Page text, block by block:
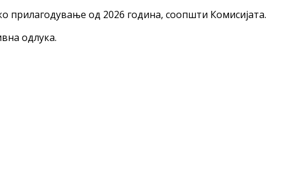
прилагодување од 2026 година, соопшти Комисијата.
одлука.